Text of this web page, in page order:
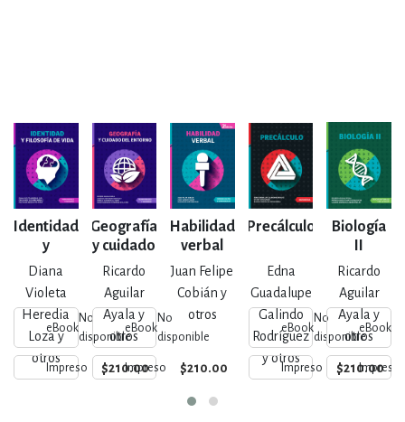
Identidad
y
filosofía
de vida
Diana
Violeta
Heredia
Loza y
otros
eBook
No
disponible
Impreso $210.00
Geografía
y cuidado
del
entorno
Ricardo
Aguilar
Ayala y
otros
eBook
No
disponible
Impreso $210.00
Habilidad
verbal
Juan Felipe
Cobián y
otros
Precálculo
Edna
Guadalupe
Galindo
Rodríguez
y otros
eBook
No
disponible
Impreso $210.00
Biología
Ricardo
Aguilar
Ayala y
otros
eBook
Impreso